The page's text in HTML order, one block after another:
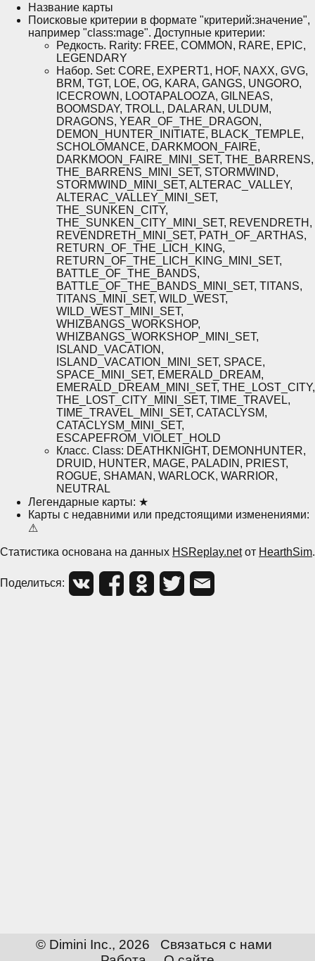
Название карты
Поисковые критерии в формате "критерий:значение",
например "class:mage". Доступные критерии:
Редкость. Rarity: FREE, COMMON, RARE, EPIC,
LEGENDARY
Набор. Set: CORE, EXPERT1, HOF, NAXX, GVG,
BRM, TGT, LOE, OG, KARA, GANGS, UNGORO,
ICECROWN, LOOTAPALOOZA, GILNEAS,
BOOMSDAY, TROLL, DALARAN, ULDUM,
DRAGONS, YEAR_OF_THE_DRAGON,
DEMON_HUNTER_INITIATE, BLACK_TEMPLE,
SCHOLOMANCE, DARKMOON_FAIRE,
DARKMOON_FAIRE_MINI_SET, THE_BARRENS,
THE_BARRENS_MINI_SET, STORMWIND,
STORMWIND_MINI_SET, ALTERAC_VALLEY,
ALTERAC_VALLEY_MINI_SET,
THE_SUNKEN_CITY,
THE_SUNKEN_CITY_MINI_SET, REVENDRETH,
REVENDRETH_MINI_SET, PATH_OF_ARTHAS,
RETURN_OF_THE_LICH_KING,
RETURN_OF_THE_LICH_KING_MINI_SET,
BATTLE_OF_THE_BANDS,
BATTLE_OF_THE_BANDS_MINI_SET, TITANS,
TITANS_MINI_SET, WILD_WEST,
WILD_WEST_MINI_SET,
WHIZBANGS_WORKSHOP,
WHIZBANGS_WORKSHOP_MINI_SET,
ISLAND_VACATION,
ISLAND_VACATION_MINI_SET, SPACE,
SPACE_MINI_SET, EMERALD_DREAM,
EMERALD_DREAM_MINI_SET, THE_LOST_CITY,
THE_LOST_CITY_MINI_SET, TIME_TRAVEL,
TIME_TRAVEL_MINI_SET, CATACLYSM,
CATACLYSM_MINI_SET,
ESCAPEFROM_VIOLET_HOLD
Класс. Class: DEATHKNIGHT, DEMONHUNTER,
DRUID, HUNTER, MAGE, PALADIN, PRIEST,
ROGUE, SHAMAN, WARLOCK, WARRIOR,
NEUTRAL
Легендарные карты: ★
Карты с недавними или предстоящими изменениями:
⚠
Статистика основана на данных HSReplay.netот HearthSim.
Поделиться:
© Dimini Inc., 2026
Связаться с нами